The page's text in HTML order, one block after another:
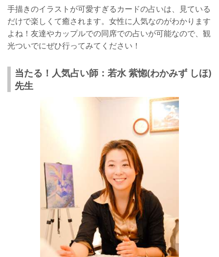
手描きのイラストが可愛すぎるカードの占いは、見ている
だけで楽しくて癒されます。女性に人気なのがわかります
よね！友達やカップルでの同席での占いが可能なので、観
光ついでにぜひ行ってみてください！
当たる！人気占い師：若水 紫惚(わかみず しほ)
先生